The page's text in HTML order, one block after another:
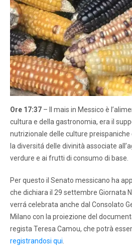
Ore 17:37 – Il mais in Messico è
cultura e della gastronomia, era il
nutrizionale delle culture
la diversitá delle divinità associate
verdure e ai frutti di consumo di base.
Per questo il Senato messicano ha
che dichiara il 29 settembre Giornata
verrá celebrata anche dal Consolato
Milano con la proiezione del
regista Teresa Camou, che potrà
registrandosi qui